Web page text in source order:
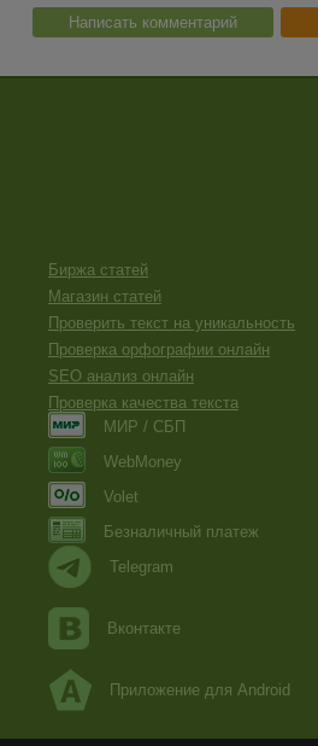
Написать комментарий
Биржа статей
Магазин статей
Проверить текст на уникальность
Проверка орфографии онлайн
SEO анализ онлайн
Проверка качества текста
МИР / СБП
WebMoney
Volet
Безналичный платеж
Telegram
Вконтакте
Приложение для Android